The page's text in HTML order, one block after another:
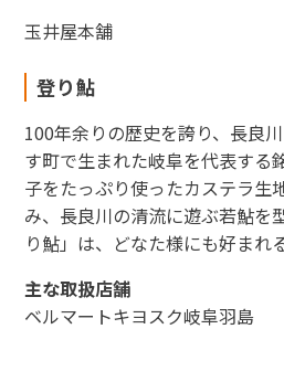
玉井屋本舗
登り鮎
100年余りの歴史を誇り、長良
す町で生まれた岐阜を代表する
子をたっぷり使ったカステラ生
み、長良川の清流に遊ぶ若鮎を
り鮎」は、どなた様にも好まれ
主な取扱店舗
ベルマートキヨスク岐阜羽島